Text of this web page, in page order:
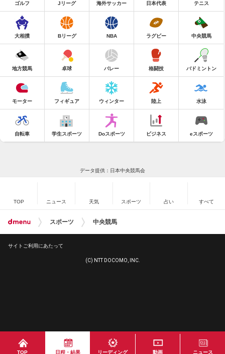
TOP 日程・結果 リーディング 動画 ニュース
ゴルフ Jリーグ 海外サッカー 日本代表 テニス
大相撲 Bリーグ NBA ラグビー 中央競馬
地方競馬 卓球 バレー 格闘技 バドミントン
モーター フィギュア ウィンター 陸上 水泳
自転車 学生スポーツ Doスポーツ ビジネス eスポーツ
データ提供：日本中央競馬会
TOP ニュース 天気 スポーツ 占い すべて
スポーツ 中央競馬
サイトご利用にあたって
(C) NTT DOCOMO, INC.